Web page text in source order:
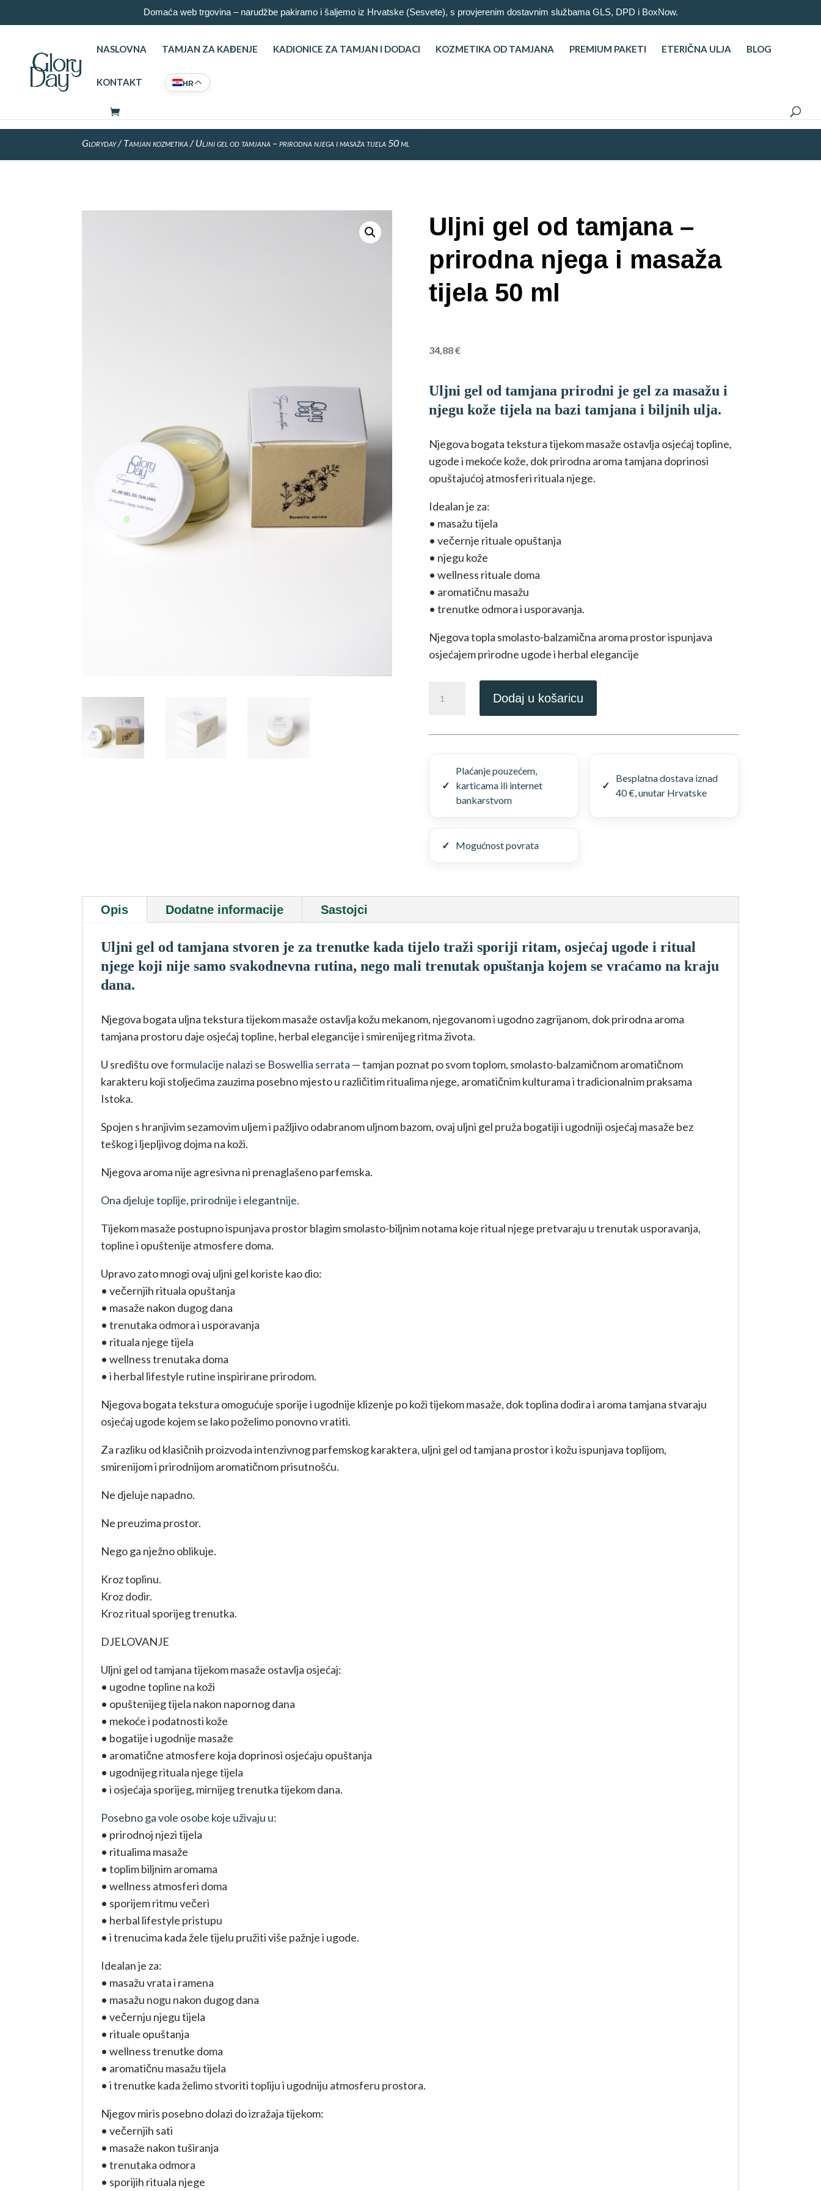
Domaća web trgovina – narudžbe pakiramo i šaljemo iz Hrvatske (Sesvete), s provjerenim dostavnim službama GLS, DPD i BoxNow.
NASLOVNA TAMJAN ZA KAĐENJE KADIONICE ZA TAMJAN I DODACI KOZMETIKA OD TAMJANA PREMIUM PAKETI ETERIČNA ULJA BLOG
KONTAKT HR
Gloryday/Tamjan kozmetika/ Uljni gel od tamjana – prirodna njega i masaža tijela 50 ml
Uljni gel od tamjana –
prirodna njega i masaža
tijela 50 ml
34,88€
Uljni gel od tamjana prirodni je gel za masažu i
njegu kože tijela na bazi tamjana i biljnih ulja.
Njegova bogata tekstura tijekom masaže ostavlja osjećaj topline,
ugode i mekoće kože, dok prirodna aroma tamjana doprinosi
opuštajućoj atmosferi rituala njege.
Idealan je za:
• masažu tijela
• večernje rituale opuštanja
• njegu kože
• wellness rituale doma
• aromatičnu masažu
• trenutke odmora i usporavanja.
Njegova topla smolasto-balzamična aroma prostor ispunjava
osjećajem prirodne ugode i herbal elegancije
gel
tamjana
njega
tijela
Dodaj u košaricu
Plaćanje pouzećem,
karticama ili internet
bankarstvom
Besplatna dostava iznad
40 €, unutar Hrvatske
Mogućnost povrata
Opis Dodatne informacije Sastojci
Uljni gel od tamjana stvoren je za trenutke kada tijelo traži sporiji ritam, osjećaj ugode i ritual
njege koji nije samo svakodnevna rutina, nego mali trenutak opuštanja kojem se vraćamo na kraju
dana.
Njegova bogata uljna tekstura tijekom masaže ostavlja kožu mekanom, njegovanom i ugodno zagrijanom, dok prirodna aroma
tamjana prostoru daje osjećaj topline, herbal elegancije i smirenijeg ritma života.
U središtu oveformulacije nalazi se Boswellia serrata — tamjan poznat po svom toplom, smolasto-balzamičnom aromatičnom
karakteru koji stoljećima zauzima posebno mjesto u različitim ritualima njege, aromatičnim kulturama i tradicionalnim praksama
Istoka.
Spojen s hranjivim sezamovim uljem i pažljivo odabranom uljnom bazom, ovaj uljni gel pruža bogatiji i ugodniji osjećaj masaže bez
teškog i ljepljivog dojma na koži.
Njegova aroma nije agresivna ni prenaglašeno parfemska.
Ona djeluje toplije, prirodnije i elegantnije.
Tijekom masaže postupno ispunjava prostor blagim smolasto-biljnim notama koje ritual njege pretvaraju u trenutak usporavanja,
topline i opuštenije atmosfere doma.
Upravo zato mnogi ovaj uljni gel koriste kao dio:
• večernjih rituala opuštanja
• masaže nakon dugog dana
• trenutaka odmora i usporavanja
• rituala njege tijela
• wellness trenutaka doma
• i herbal lifestyle rutine inspirirane prirodom.
Njegova bogata tekstura omogućuje sporije i ugodnije klizenje po koži tijekom masaže, dok toplina dodira i aroma tamjana stvaraju
osjećaj ugode kojem se lako poželimo ponovno vratiti.
Za razliku od klasičnih proizvoda intenzivnog parfemskog karaktera, uljni gel od tamjana prostor i kožu ispunjava toplijom,
smirenijom i prirodnijom aromatičnom prisutnošću.
Ne djeluje napadno.
Ne preuzima prostor.
Nego ga nježno oblikuje.
Kroz toplinu.
Kroz dodir.
Kroz ritual sporijeg trenutka.
DJELOVANJE
Uljni gel od tamjana tijekom masaže ostavlja osjećaj:
• ugodne topline na koži
• opuštenijeg tijela nakon napornog dana
• mekoće i podatnosti kože
• bogatije i ugodnije masaže
• aromatične atmosfere koja doprinosi osjećaju opuštanja
• ugodnijeg rituala njege tijela
• i osjećaja sporijeg, mirnijeg trenutka tijekom dana.
Posebno ga vole osobe koje uživaju u:
• prirodnoj njezi tijela
• ritualima masaže
• toplim biljnim aromama
• wellness atmosferi doma
• sporijem ritmu večeri
• herbal lifestyle pristupu
• i trenucima kada žele tijelu pružiti više pažnje i ugode.
Idealan je za:
• masažu vrata i ramena
• masažu nogu nakon dugog dana
• večernju njegu tijela
• rituale opuštanja
• wellness trenutke doma
• aromatičnu masažu tijela
• i trenutke kada želimo stvoriti topliju i ugodniju atmosferu prostora.
Njegov miris posebno dolazi do izražaja tijekom:
• večernjih sati
• masaže nakon tuširanja
• trenutaka odmora
• sporijih rituala njege